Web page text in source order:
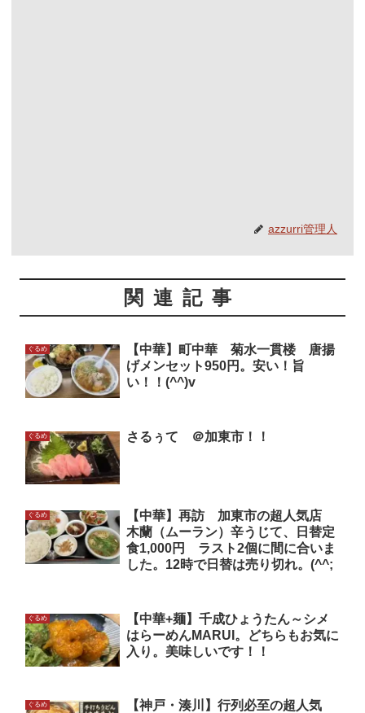
azzurri管理人
関連記事
ぐるめ
【中華】町中華 菊水一貫楼 唐揚
げメンセット950円。安い！旨
い！！(^^)v
ぐるめ さるぅて ＠加東市！！
ぐるめ
【中華】再訪 加東市の超人気店
木蘭（ムーラン）辛うじて、日替定
食1,000円 ラスト2個に間に合いま
した。12時で日替は売り切れ。(^^;
ぐるめ
【中華+麺】千成ひょうたん～シメ
はらーめんMARUI。どちらもお気に
入り。美味しいです！！
ぐるめ
【神戸・湊川】行列必至の超人気